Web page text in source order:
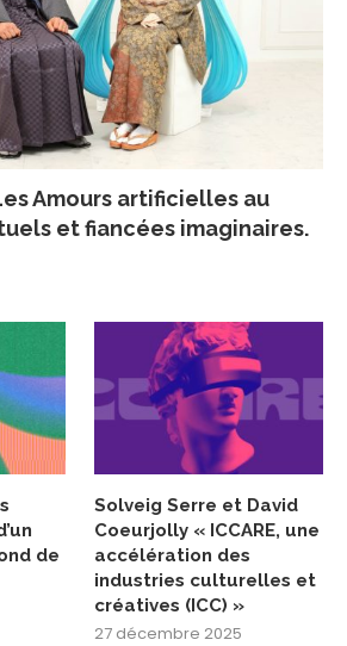
Amours artificielles au
et fiancées imaginaires.
de
Solveig Serre et David
Coeurjolly « ICCARE, une
accélération des
industries culturelles et
créatives (ICC) »
27 décembre 2025